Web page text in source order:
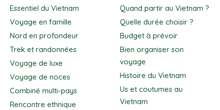
Essentiel du Vietnam
Voyage en famille
Nord en profondeur
Trek et randonnées
Voyage de luxe
Voyage de noces
Combiné multi-pays
Rencontre ethnique
Quand partir au Vietnam ?
Quelle durée choisir ?
Budget à prévoir
Bien organiser son
voyage
Histoire du Vietnam
Us et coutumes au
Vietnam